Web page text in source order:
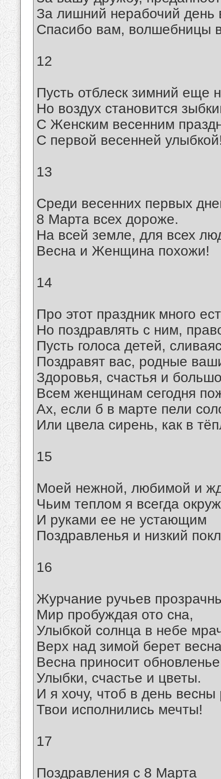
За лишний нерабочий день
Спасибо вам, волшебницы
12
Пусть отблеск зимний еще
Но воздух становится
С Женским весенним
С первой весенней
13
Среди весенних первых
8 Марта всех дороже.
На всей земле, для всех
Весна и Женщина похожи!
14
Про этот праздник много
Но поздравлять с ним,
Пусть голоса детей,
Поздравят вас, родные
Здоровья, счастья и
Всем женщинам сегодня
Ах, если б в марте пели
Или цвела сирень, как в
15
Моей нежной, любимой и
Чьим теплом я всегда
И руками ее не устающим
Поздравленья и низкий
16
Журчание ручьев
Мир пробуждая ото сна,
Улыбкой солнца в небе
Верх над зимой берет
Весна приносит
Улыбки, счастье и цветы.
И я хочу, чтоб в день
Твои исполнились мечты!
17
Поздравления с 8 Марта